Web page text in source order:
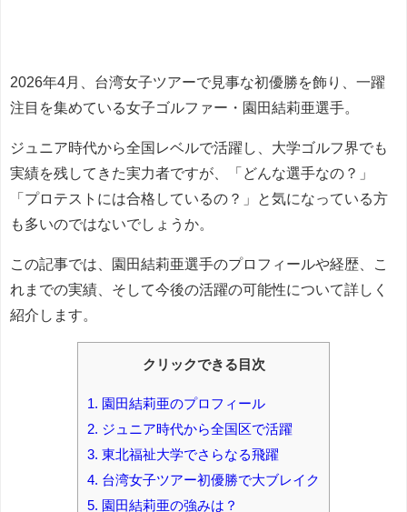
2026年4月、台湾女子ツアーで見事な初優勝を飾り、一躍
注目を集めている女子ゴルファー・園田結莉亜選手。
ジュニア時代から全国レベルで活躍し、大学ゴルフ界でも
実績を残してきた実力者ですが、「どんな選手なの？」
「プロテストには合格しているの？」と気になっている方
も多いのではないでしょうか。
この記事では、園田結莉亜選手のプロフィールや経歴、こ
れまでの実績、そして今後の活躍の可能性について詳しく
紹介します。
クリックできる目次
1. 園田結莉亜のプロフィール
2. ジュニア時代から全国区で活躍
3. 東北福祉大学でさらなる飛躍
4. 台湾女子ツアー初優勝で大ブレイク
5. 園田結莉亜の強みは？